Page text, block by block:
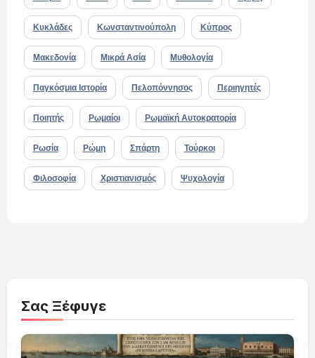
Κυκλάδες Κωνσταντινούπολη Κύπρος
Μακεδονία Μικρά Ασία Μυθολογία
Παγκόσμια Ιστορία Πελοπόννησος Περιηγητές
Ποιητής Ρωμαίοι Ρωμαϊκή Αυτοκρατορία
Ρωσία Ρώμη Σπάρτη Τούρκοι
Φιλοσοφία Χριστιανισμός Ψυχολογία
Σας Ξέφυγε